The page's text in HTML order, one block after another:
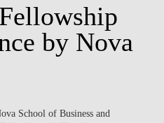
by Nova
School of Business and